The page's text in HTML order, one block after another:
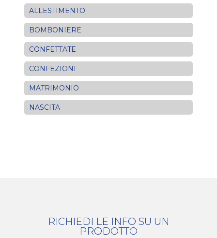
ALLESTIMENTO
BOMBONIERE
CONFETTATE
CONFEZIONI
MATRIMONIO
NASCITA
RICHIEDI LE INFO SU UN
PRODOTTO